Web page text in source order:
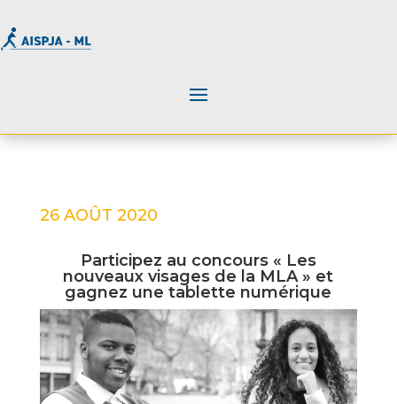
26 AOÛT 2020
Participez au concours « Les
nouveaux visages de la MLA » et
gagnez une tablette numérique